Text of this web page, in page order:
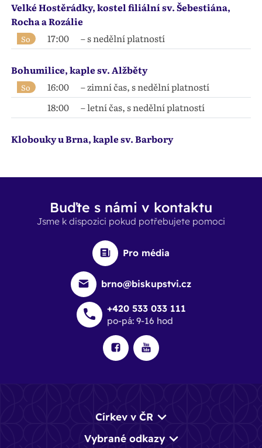
Velké Hostěrádky, kostel filiální sv. Šebestiána,
Rocha a Rozálie
So 17:00 – s nedělní platností
Bohumilice, kaple sv. Alžběty
So 16:00
– zimní čas, s nedělní platností
18:00
– letní čas, s nedělní platností
Klobouky u Brna, kaple sv. Barbory
Buďte s námi v kontaktu
Jsme k dispozici pokud potřebujete pomoci
Pro média
brno@biskupstvi.cz
+420 533 033 111
po-pá: 9-16 hod
Církev v ČR
Vybrané odkazy